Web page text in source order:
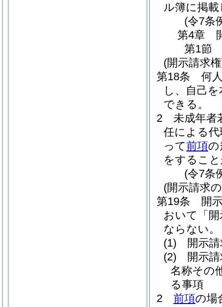
ル簿に掲
(令7条
第4章
第1節
(開示請求
第18条
何
し、自己
できる。
2
未成年者
任による代
って前項の
をするこ
(令7条
(開示請求
第19条
開
おいて「
ならない。
(1)
開示
(2)
開示
名称その
る事項
2
前項の場